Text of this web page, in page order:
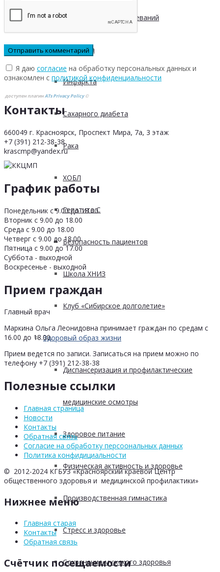
Инфекционных заболеваний
Инсульта
Инфаркта
Сахарного диабета
Рака
ХОБЛ
Гепатита С
Безопасность пациентов
Школа ХНИЗ
Клуб «Сибирское долголетие»
Здоровый образ жизни
Диспансеризация и профилактические
медицинские осмотры
Здоровое питание
Физическая активность и здоровье
Производственная гимнастика
Стресс и здоровье
Сохранение мужского здоровья
Я даю согласие на обработку персональных данных и
ознакомлен с политикой конфиденциальности
доступен плагинATs Privacy Policy©
Контакты
660049 г. Красноярск, Проспект Мира, 7а, 3 этаж
+7 (391) 212-38-38
krascmp@yandex.ru
График работы
Понедельник с 9.00 до 18.00
Вторник с 9.00 до 18.00
Среда с 9.00 до 18.00
Четверг с 9.00 до 18.00
Пятница с 9.00 до 17.00
Суббота - выходной
Воскресенье - выходной
Прием граждан
Главный врач
Маркина Ольга Леонидовна принимает граждан по средам с
16.00 до 18.00.
Прием ведется по записи. Записаться на прием можно по
телефону +7 (391) 212-38-38
Полезные ссылки
Главная страница
Новости
Контакты
Обратная связь
Согласие на обработку персоональных данных
Политика конфидициальности
© 2012-2024 КГБУЗ «Красноярский краевой Центр
общественного здоровья и медицинской профилактики»
Нижнее меню
Главная старая
Контакты
Обратная связь
Счётчик посещаемости